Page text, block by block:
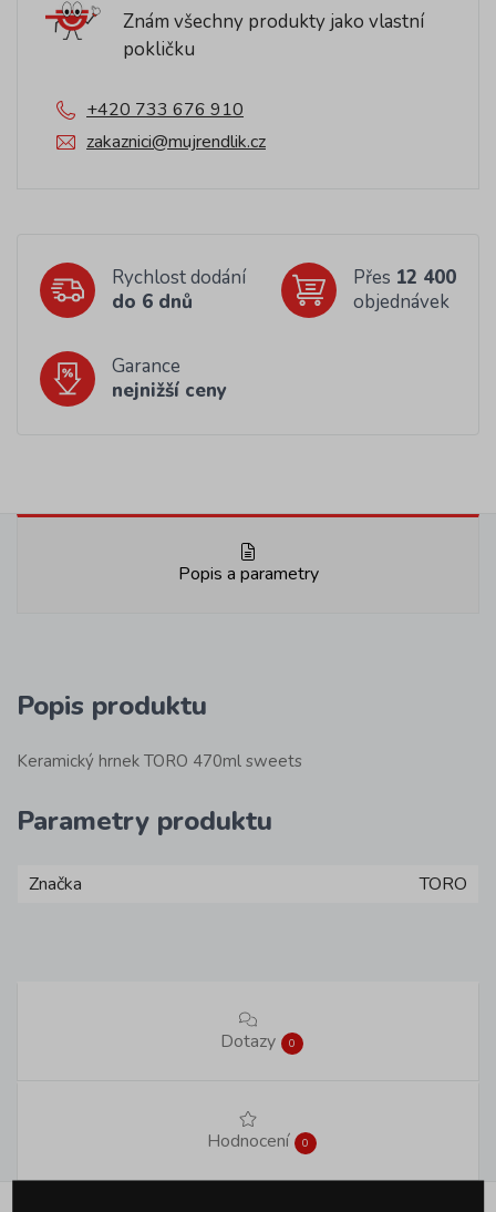
Znám všechny produkty jako vlastní
pokličku
+420 733 676 910
zakaznici@mujrendlik.cz
Rychlost dodání
do 6 dnů
Přes 12 400
objednávek
Garance
nejnižší ceny
Popis a parametry
Popis produktu
Keramický hrnek TORO 470ml sweets
Parametry produktu
Značka TORO
Dotazy 0
Hodnocení 0